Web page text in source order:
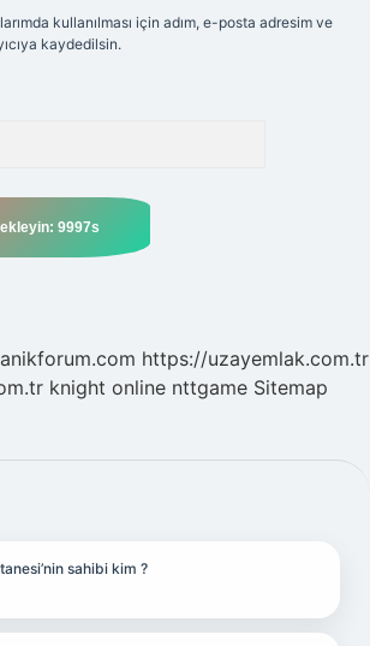
kullanılması için adım, e-posta adresim ve
kaydedilsin.
https://uzayemlak.com.tr
knight online nttgame Sitemap
sahibi kim ?